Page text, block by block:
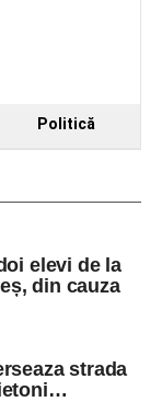
Politică
elevi de la
din cauza
strada